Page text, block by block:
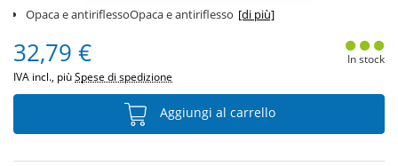
Opaca e antiriflessoOpaca e antiriflesso [di più]
32,79 €
IVA incl., piùSpese di spedizione
In stock
Aggiungi al carrello